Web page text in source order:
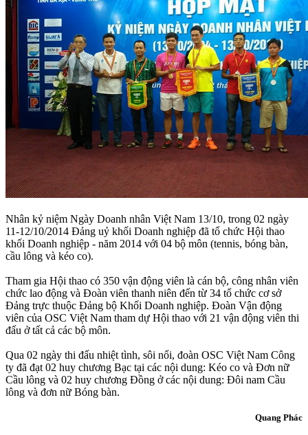
Nhân kỷ niệm Ngày Doanh nhân Việt Nam 13/10, trong 02 ngày
11-12/10/2014 Đảng uỷ khối Doanh nghiệp đã tổ chức Hội thao
khối Doanh nghiệp - năm 2014 với 04 bộ môn (tennis, bóng bàn,
cầu lông và kéo co).
Tham gia Hội thao có 350 vận động viên là cán bộ, công nhân viên
chức lao động và Đoàn viên thanh niên đến từ 34 tổ chức cơ sở
Đảng trực thuộc Đảng bộ Khối Doanh nghiệp. Đoàn Vận động
viên của OSC Việt Nam tham dự Hội thao với 21 vận động viên thi
đấu ở tất cả các bộ môn.
Qua 02 ngày thi đấu nhiệt tình, sôi nổi, đoàn OSC Việt Nam Công
ty đã đạt 02 huy chương Bạc tại các nội dung: Kéo co và Đơn nữ
Cầu lông và 02 huy chương Đồng ở các nội dung: Đôi nam Cầu
lông và đơn nữ Bóng bàn.
Quang Phác